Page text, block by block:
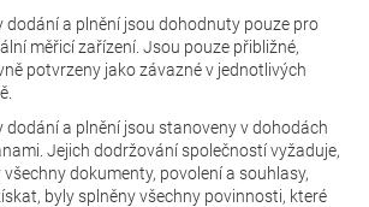
dodání a plnění jsou dohodnuty pouze pro
měřicí zařízení. Jsou pouze přibližné,
potvrzeny jako závazné v jednotlivých
dodání a plnění jsou stanoveny v dohodách
Jejich dodržování společností vyžaduje,
dokumenty, povolení a souhlasy,
byly splněny všechny povinnosti, které